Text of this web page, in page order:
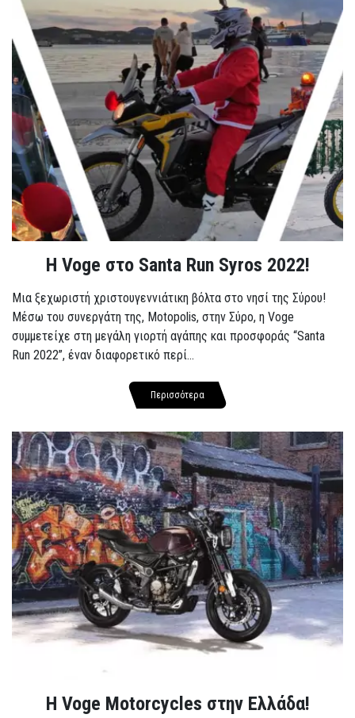
Η Voge στο Santa Run Syros 2022!
Μια ξεχωριστή χριστουγεννιάτικη βόλτα στο νησί της Σύρου!
Μέσω του συνεργάτη της, Motopolis, στην Σύρο, η Voge
συμμετείχε στη μεγάλη γιορτή αγάπης και προσφοράς “Santa
Run 2022”, έναν διαφορετικό περί...
Περισσότερα
H Voge Motorcycles στην Ελλάδα!